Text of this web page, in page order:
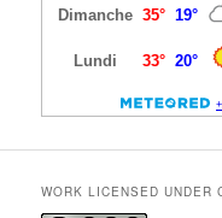
WORK LICENSED UNDER